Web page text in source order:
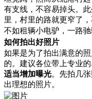
有支线，不容易掉头。
里，村里的路就更窄了
不如租辆小电驴，一路驰
如何拍出好照片
如果是为了拍出满意的
的。建议各位带上专业
适当增加曝光。先拍几
出理想的照片。